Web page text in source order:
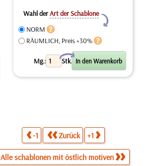
Wahl derArt der Schablone
Y
NORM
RÄUMLICH, Preis +30%
Mg.: Stk.
X
-1 Zurück +1
Alle schablonen mit östlich motiven